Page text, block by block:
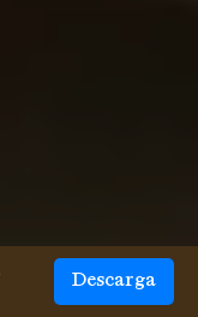
Descarga